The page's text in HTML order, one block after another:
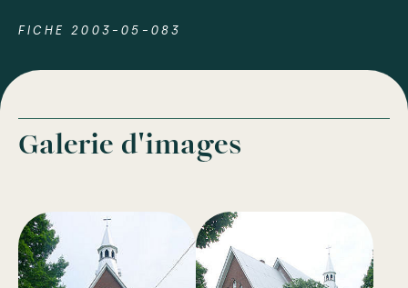
FICHE 2003-05-083
Galerie d'images